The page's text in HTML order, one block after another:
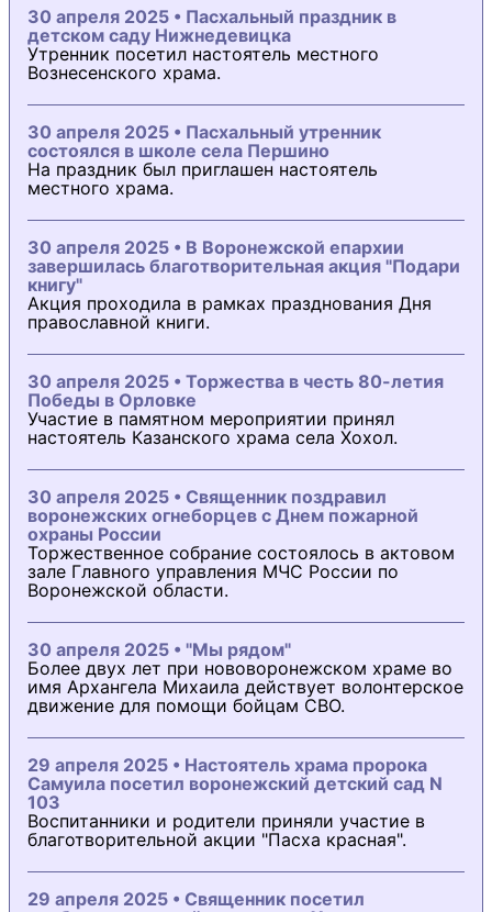
30 апреля 2025 • Пасхальный праздник в
детском саду Нижнедевицка
Утренник посетил настоятель местного
Вознесенского храма.
30 апреля 2025 • Пасхальный утренник
состоялся в школе села Першино
На праздник был приглашен настоятель
местного храма.
30 апреля 2025 • В Воронежской епархии
завершилась благотворительная акция "Подари
книгу"
Акция проходила в рамках празднования Дня
православной книги.
30 апреля 2025 • Торжества в честь 80-летия
Победы в Орловке
Участие в памятном мероприятии принял
настоятель Казанского храма села Хохол.
30 апреля 2025 • Священник поздравил
воронежских огнеборцев с Днем пожарной
охраны России
Торжественное собрание состоялось в актовом
зале Главного управления МЧС России по
Воронежской области.
30 апреля 2025 • "Мы рядом"
Более двух лет при нововоронежском храме во
имя Архангела Михаила действует волонтерское
движение для помощи бойцам СВО.
29 апреля 2025 • Настоятель храма пророка
Самуила посетил воронежский детский сад N
103
Воспитанники и родители приняли участие в
благотворительной акции "Пасха красная".
29 апреля 2025 • Священник посетил